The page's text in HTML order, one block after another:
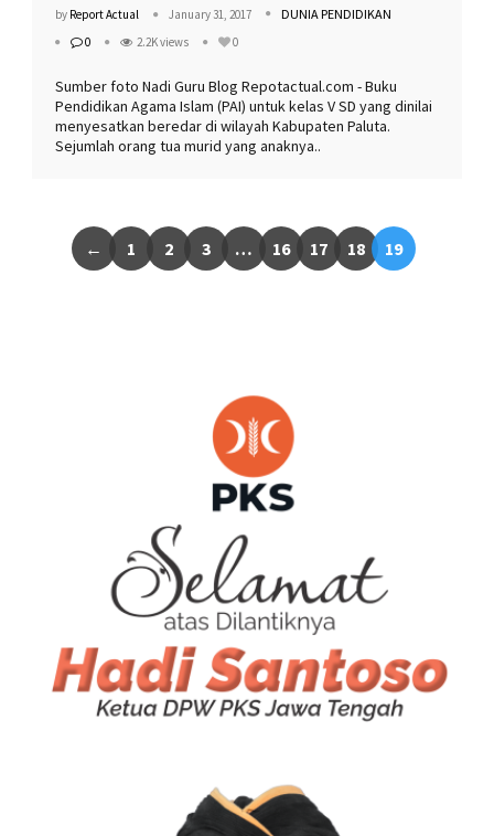
by Report Actual January 31, 2017 DUNIA PENDIDIKAN
0 2.2K views 0
Sumber foto Nadi Guru Blog Repotactual.com - Buku
Pendidikan Agama Islam (PAI) untuk kelas V SD yang dinilai
menyesatkan beredar di wilayah Kabupaten Paluta.
Sejumlah orang tua murid yang anaknya..
← 1 2 3 … 16 17 18 19